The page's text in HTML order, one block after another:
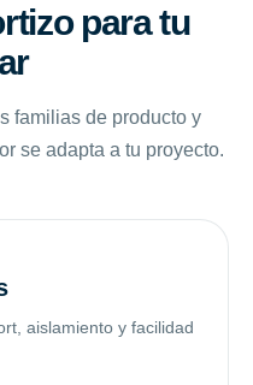
para tu
familias de producto y
se adapta a tu proyecto.
aislamiento y facilidad